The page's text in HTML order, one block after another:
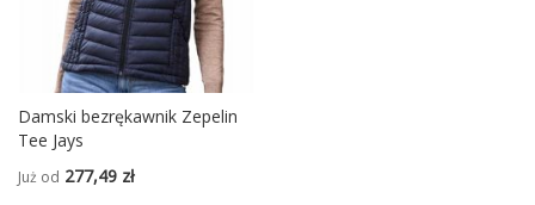
Damski bezrękawnik Zepelin
Tee Jays
Już od 277,49 zł